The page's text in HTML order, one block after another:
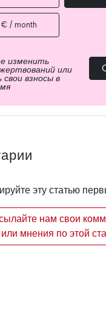
€ / month
изменить
или
взносы в
эту статью
нам свои
или мнения по этой